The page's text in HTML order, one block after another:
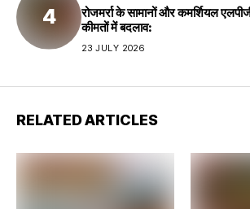
रोजमर्रा के सामानों और कमर्शियल
कीमतों में बदलाव:
23 JULY 2026
RELATED ARTICLES